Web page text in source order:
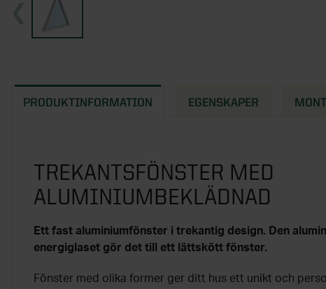
PRODUKTINFORMATION EGENSKAPER
TREKANTSFÖNSTER MED
ALUMINIUMBEKLÄDNAD
Ett fast aluminiumfönster i trekantig design. Den
energiglaset gör det till ett lättskött fönster.
Fönster med olika former ger ditt hus ett unikt och